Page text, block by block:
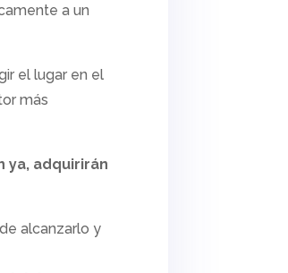
a un
el lugar en el
más
ya, adquirirán
alcanzarlo y